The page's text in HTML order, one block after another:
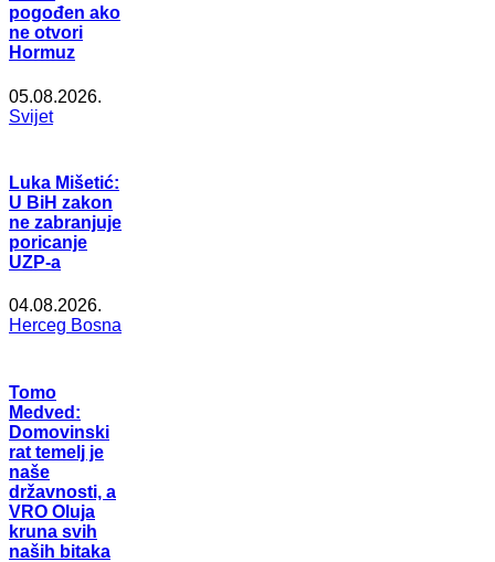
pogođen ako
ne otvori
Hormuz
05.08.2026.
Svijet
Luka Mišetić:
U BiH zakon
ne zabranjuje
poricanje
UZP-a
04.08.2026.
Herceg Bosna
Tomo
Medved:
Domovinski
rat temelj je
naše
državnosti, a
VRO Oluja
kruna svih
naših bitaka